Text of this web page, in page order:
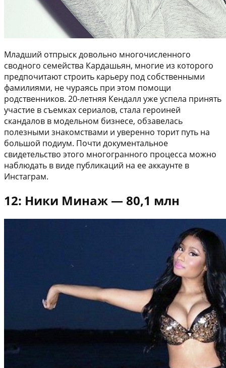
Младший отпрыск довольно многочисленного
сводного семейства Кардашьян, многие из которого
предпочитают строить карьеру под собственными
фамилиями, не чураясь при этом помощи
родственников. 20-летняя Кендалл уже успела принять
участие в съемках сериалов, стала героиней
скандалов в модельном бизнесе, обзавелась
полезными знакомствами и уверенно торит путь на
большой подиум. Почти документальное
свидетельство этого многогранного процесса можно
наблюдать в виде публикаций на ее аккаунте в
Инстаграм.
12: Ники Минаж — 80,1 млн